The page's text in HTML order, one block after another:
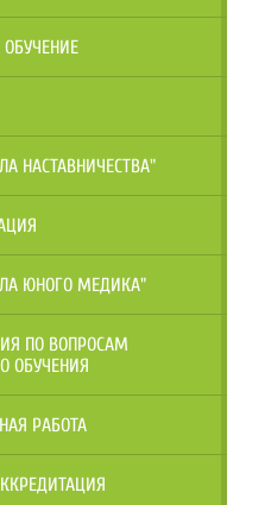
ОБУЧЕНИЕ
НАСТАВНИЧЕСТВА"
ЮНОГО МЕДИКА"
ПО ВОПРОСАМ
ОБУЧЕНИЯ
РАБОТА